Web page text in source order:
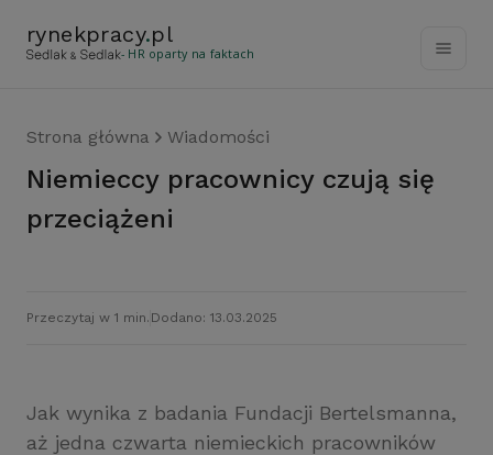
rynekpracy.pl
- HR oparty na faktach
Strona główna Wiadomości
Niemieccy pracownicy czują się
przeciążeni
Przeczytaj w 1 min. Dodano: 13.03.2025
Jak wynika z badania Fundacji Bertelsmanna,
aż jedna czwarta niemieckich pracowników